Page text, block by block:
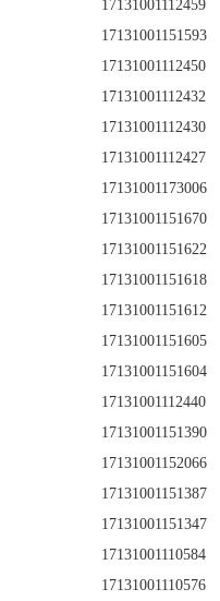
17131001112459
17131001151593
17131001112450
17131001112432
17131001112430
17131001112427
17131001173006
17131001151670
17131001151622
17131001151618
17131001151612
17131001151605
17131001151604
17131001112440
17131001151390
17131001152066
17131001151387
17131001151347
17131001110584
17131001110576